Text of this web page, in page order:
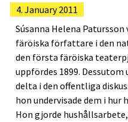
4. January 2011
Súsanna Helena
färöiska författare i den
den första färöiska
uppfördes 1899.
delta i den offentliga
hon undervisade dem i hur
Hon gjorde